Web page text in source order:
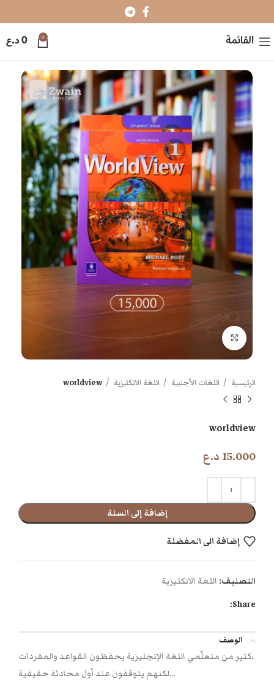
القائمة 0
0د.ع
الرئيسية اللغات الأجنبية اللغة الانكليزية worldview
worldview
15.000 د.ع
إضافة إلى السلة
إضافة الى المفضلة
التصنيف: اللغة الانكليزية
Share:
الوصف
كثير من متعلّمي اللغة الإنجليزية يحفظون القواعد والمفردات،
لكنهم يتوقفون عند أول محادثة حقيقية…